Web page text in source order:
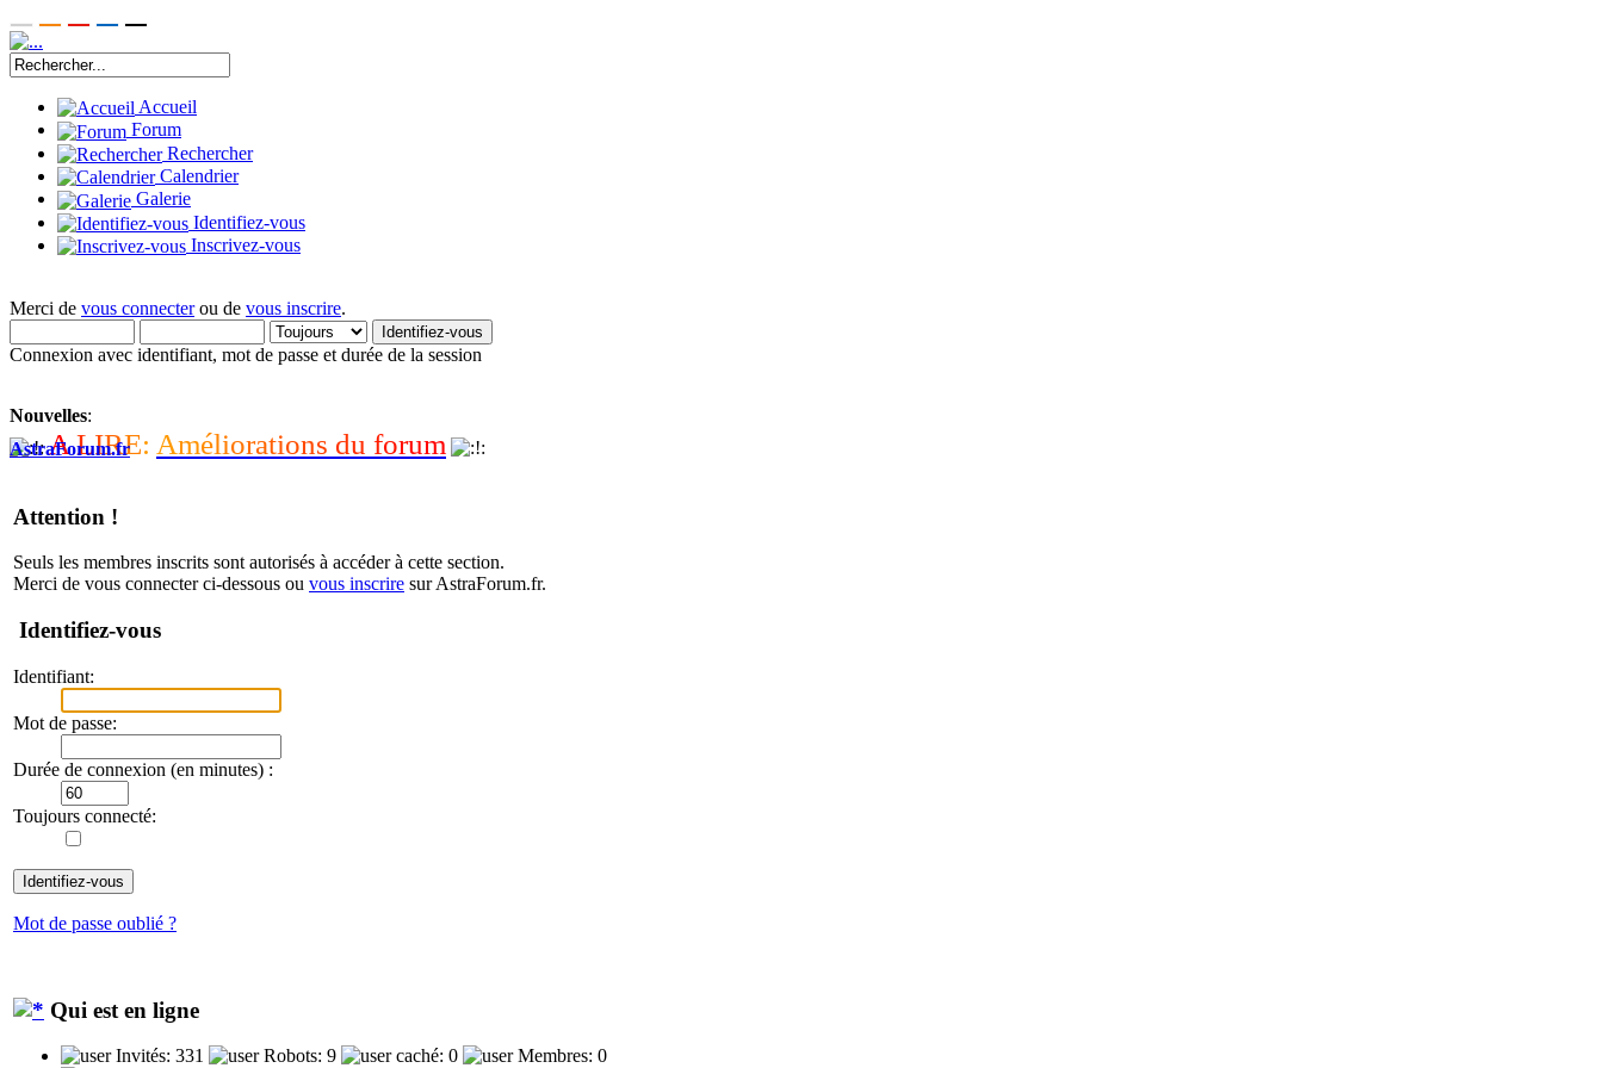
Accueil
Forum
Rechercher
Calendrier
Galerie
Identifiez-vous
Inscrivez-vous
Merci de vous connecterou de vous inscrire.
Connexion avec identifiant, mot de passe et durée de la session
Nouvelles:
A LIRE: Améliorations du forum
AstraForum.fr
Attention !
Seuls les membres inscrits sont autorisés à accéder à cette section.
Merci de vous connecter ci-dessous ou vous inscrire sur AstraForum.fr.
Identifiez-vous
Identifiant:
Mot de passe:
Durée de connexion (en minutes) :
Toujours connecté:
Mot de passe oublié ?
Qui est en ligne
Invités: 331 Robots: 9 caché: 0
Membres: 0